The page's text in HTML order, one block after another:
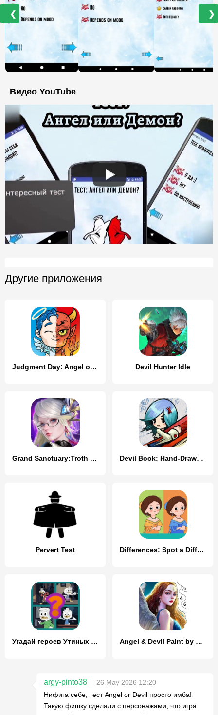
❮ ❯
Видео YouTube
Другие приложения
Judgment Day: Angel of God Devil Hunter Idle
Grand Sanctuary:Troth of Angel Devil Book: Hand-Drawn MMO
Pervert Test Differences: Spot a Difference
Угадай героев Утиных историй Angel & Devil Paint by Number
argy-pinto38
26 May 2026 12:20
Нифига себе, тест Angel or Devil просто имба!
Такую фишку сделали с персонажами, что игра